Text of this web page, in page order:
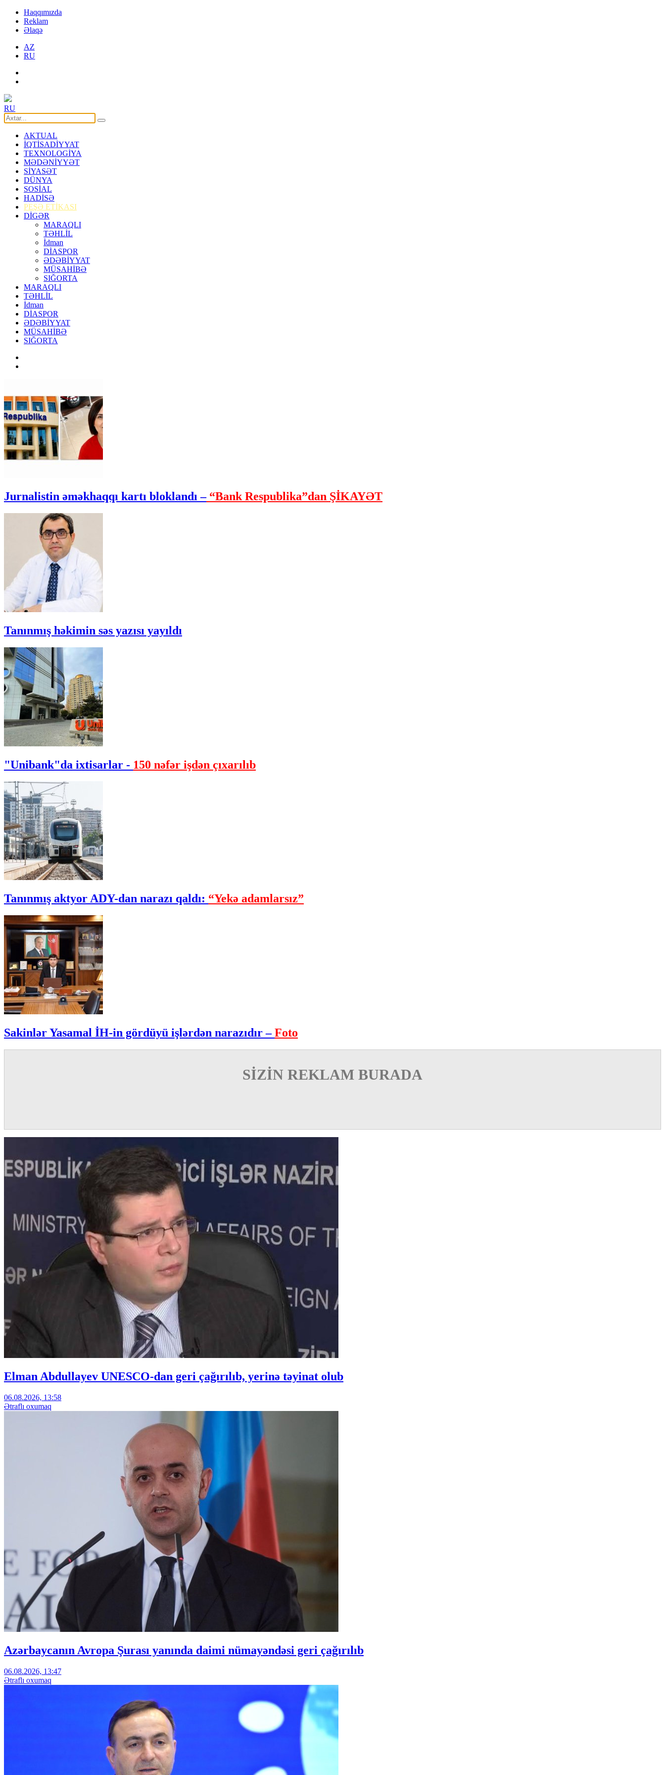
Haqqımızda
Reklam
Əlaqə
AZ
RU
RU
AKTUAL
İQTİSADİYYAT
TEXNOLOGİYA
MƏDƏNİYYƏT
SİYASƏT
DÜNYA
SOSİAL
HADİSƏ
PEŞƏ ETİKASI
DİGƏR
MARAQLI
TƏHLİL
İdman
DİASPOR
ƏDƏBİYYAT
MÜSAHİBƏ
SIĞORTA
MARAQLI
TƏHLİL
İdman
DİASPOR
ƏDƏBİYYAT
MÜSAHİBƏ
SIĞORTA
Jurnalistin əməkhaqqı kartı bloklandı –“Bank Respublika”dan ŞİKAYƏT
Tanınmış həkimin səs yazısı yayıldı
"Unibank"da ixtisarlar - 150 nəfər işdən çıxarılıb
Tanınmış aktyor ADY-dan narazı qaldı: “Yekə adamlarsız”
Sakinlər Yasamal İH-in gördüyü işlərdən narazıdır –Foto
SİZİN REKLAM BURADA
Elman Abdullayev UNESCO-dan geri çağırılıb, yerinə təyinat olub
06.08.2026, 13:58
Ətraflı oxumaq
Azərbaycanın Avropa Şurası yanında daimi nümayəndəsi geri çağırılıb
06.08.2026, 13:47
Ətraflı oxumaq